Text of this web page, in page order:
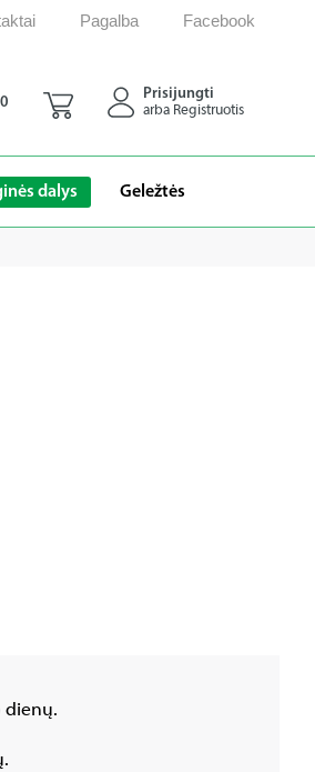
Pagalba Facebook
dalys Geležtės
0
Prisijungti
arba Registruotis
dienų.